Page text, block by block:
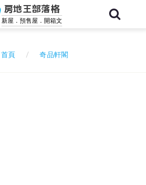
房地王部落格
新屋．預售屋．開箱文
首頁 奇品軒閣